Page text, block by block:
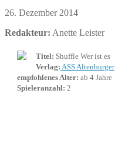
26. Dezember 2014
Redakteur: Anette Leister
Titel: Shuffle Wer ist es
Verlag: ASS Altenburger
empfohlenes Alter: ab 4 Jahre
Spieleranzahl: 2